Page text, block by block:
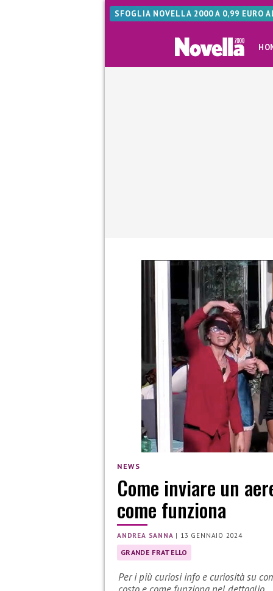
SFOGLIA NOVELLA 2000 A 0,99 EURO
NEWS
Come inviare un
come funziona
ANDREA SANNA | 13 GENNAIO 2024
GRANDE FRATELLO
Per i più curiosi info e curiosità su